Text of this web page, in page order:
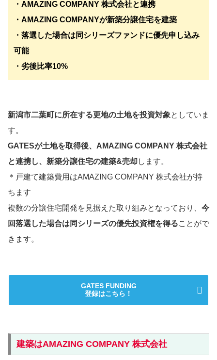
・AMAZING COMPANY 株式会社と連携
・AMAZING COMPANYが新築分譲住宅を建築
・落選した場合は同シリーズファンドに優先申し込み
可能
・劣後比率10%
新潟市二葉町に所在する更地の土地を投資対象としていま
す。
GATESが土地を取得後、AMAZING COMPANY 株式会社
と連携し、新築分譲住宅の建築&売却します。
＊戸建て建築費用はAMAZING COMPANY 株式会社が持
ちます
複数の分譲住宅開発を見据えた取り組みとなっており、 今
回落選した場合は同シリーズの優先投資権を得ることがで
きます。
GATES FUNDING
登録はこちら！
建築はAMAZING COMPANY 株式会社